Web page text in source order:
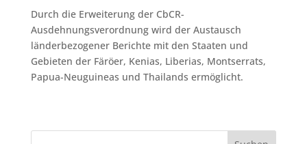
Durch die Erweiterung der CbCR-
Ausdehnungsverordnung wird der Austausch
länderbezogener Berichte mit den Staaten und
Gebieten der Färöer, Kenias, Liberias, Montserrats,
Papua-Neuguineas und Thailands ermöglicht.